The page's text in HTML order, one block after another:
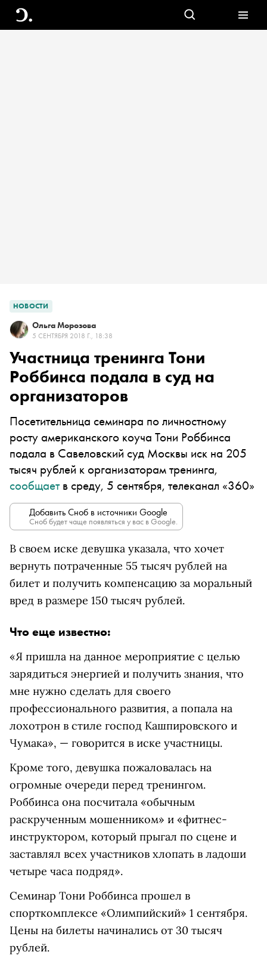
НОВОСТИ
Ольга Морозова
5 СЕНТЯБРЯ 2018 Г., 18:38
Участница тренинга Тони
Роббинса подала в суд на
организаторов
Посетительница семинара по личностному
росту американского коуча Тони Роббинса
подала в Савеловский суд Москвы иск на 205
тысяч рублей к организаторам тренинга,
сообщаетв среду, 5 сентября, телеканал «360»
Добавить Сноб в источники Google
Сноб будет чаще появляться у вас в Google.
В своем иске девушка указала, что хочет
вернуть потраченные 55 тысяч рублей на
билет и получить компенсацию за моральный
вред в размере 150 тысяч рублей.
Что еще известно:
«Я пришла на данное мероприятие с целью
зарядиться энергией и получить знания, что
мне нужно сделать для своего
профессионального развития, а попала на
лохотрон в стиле господ Кашпировского и
Чумака», — говорится в иске участницы.
Кроме того, девушка пожаловалась на
огромные очереди перед тренингом.
Роббинса она посчитала «обычным
раскрученным мошенником» и «фитнес-
инструктором, который прыгал по сцене и
заставлял всех участников хлопать в ладоши
четыре часа подряд».
Семинар Тони Роббинса прошел в
спорткомплексе «Олимпийский» 1 сентября.
Цены на билеты начинались от 30 тысяч
рублей.